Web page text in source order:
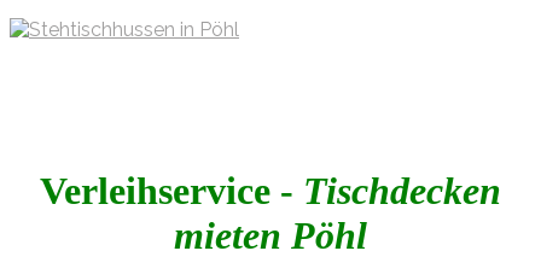
Verleihservice - Tischdecken
mieten Pöhl